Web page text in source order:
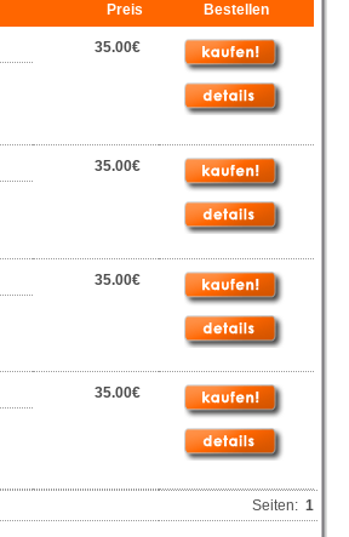
Preis Bestellen
35.00€
35.00€
35.00€
35.00€
Seiten: 1